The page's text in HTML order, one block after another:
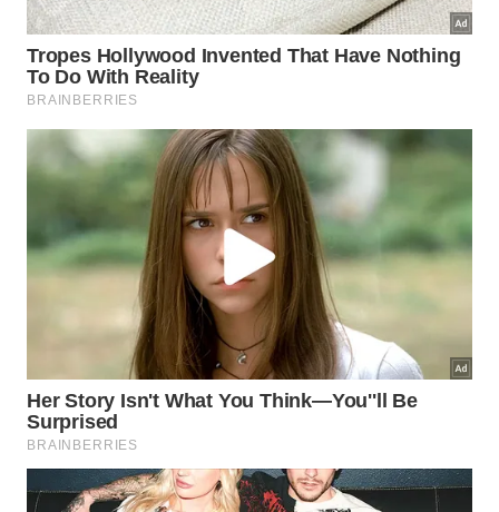
Como o segredo do cultivo
mexicano ajuda na jardinagem
doméstica?
No exterior, os entusiastas evitam posicionar essa
vegetação perto de superfícies que sofrem com
infiltrações. Essa sabedoria prática dajardinagem
protege as raízes contra fungos, mantendo as
folhagens vistosas para complementar a estética
residencial com elegância.